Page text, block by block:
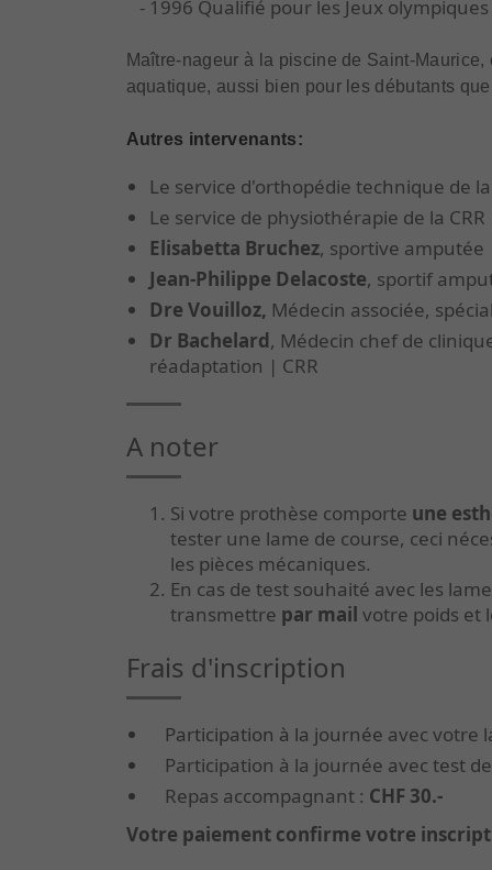
- 1996 Qualifié pour les Jeux
Maître-nageur à la piscine de Saint-
aquatique, aussi bien pour les débutants
Autres intervenants:
Le service d'orthopédie technique de la
Le service de physiothérapie de la CRR
Elisabetta Bruchez, sportive amputée
Jean-Philippe Delacoste, sportif
Dre Vouilloz, Médecin associée,
Dr Bachelard, Médecin chef de
réadaptation | CRR
A noter
Si votre prothèse comporte une
tester une lame de course, ceci
les pièces mécaniques.
En cas de test souhaité avec les
transmettre par mail votre poids et
Frais d'inscription
Participation à la journée avec votre
Participation à la journée avec test
Repas accompagnant : CHF 30.-
Votre paiement confirme votre